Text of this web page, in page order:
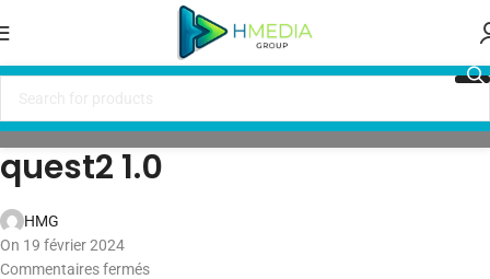
quest2 1.0
HMG
On 19 février 2024
Commentaires fermés